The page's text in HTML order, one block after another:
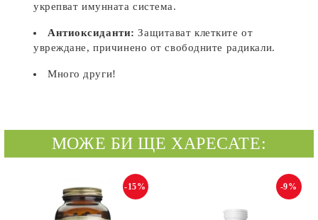
укрепват имунната система.
Антиоксиданти: Защитават клетките от
увреждане, причинено от свободните радикали.
Много други!
МОЖЕ БИ ЩЕ ХАРЕСАТЕ:
-15% -9%